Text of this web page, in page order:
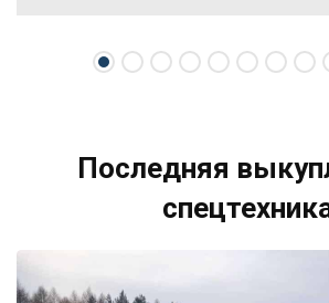
свою спецтехнику.
Последняя